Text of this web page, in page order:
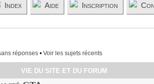
Index Aide Inscription
réponses• Voir les sujets récents
VIE DU SITE ET DU FORUM